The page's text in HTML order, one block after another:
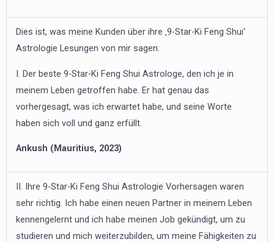
Dies ist, was meine Kunden über ihre ‚9-Star-Ki Feng Shui‘
Astrologie Lesungen von mir sagen:
I. Der beste 9-Star-Ki Feng Shui Astrologe, den ich je in
meinem Leben getroffen habe. Er hat genau das
vorhergesagt, was ich erwartet habe, und seine Worte
haben sich voll und ganz erfüllt.
Ankush (Mauritius, 2023)
II. Ihre 9-Star-Ki Feng Shui Astrologie Vorhersagen waren
sehr richtig. Ich habe einen neuen Partner in meinem Leben
kennengelernt und ich habe meinen Job gekündigt, um zu
studieren und mich weiterzubilden, um meine Fähigkeiten zu